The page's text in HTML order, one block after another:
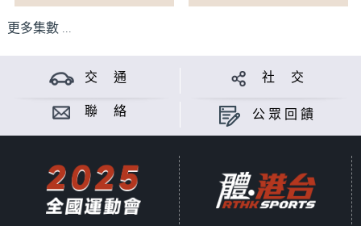
更多集數 ...
交 通 社 交
聯 絡 公眾回饋